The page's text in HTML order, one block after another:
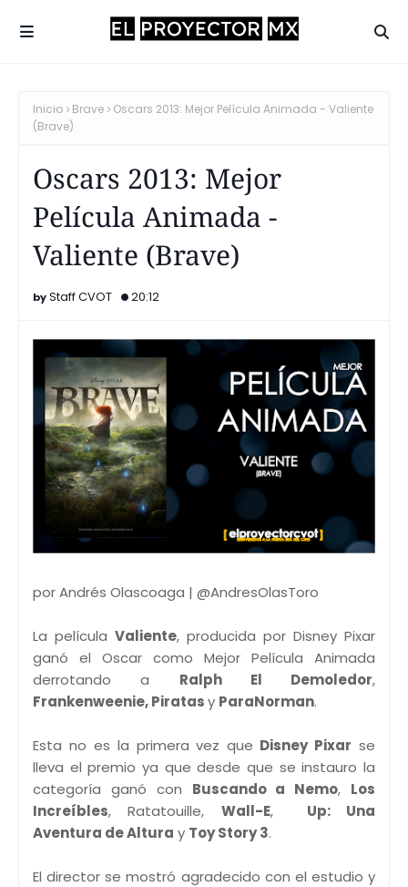
Inicio Brave
Oscars 2013: Mejor Película Animada - Valiente
(Brave)
Oscars 2013: Mejor
Película Animada -
Valiente (Brave)
Staff CVOT 20:12
por Andrés Olascoaga | @AndresOlasToro
La película Valiente, producida por Disney Pixar
ganó el Oscar como Mejor Película Animada
derrotando a Ralph El Demoledor,
Frankenweenie, Piratasy ParaNorman.
Esta no es la primera vez que Disney Pixar se
lleva el premio ya que desde que se instauro la
categoría ganó con Buscando a Nemo, Los
Increíbles, Ratatouille, Wall-E, Up: Una
Aventura de Altura y Toy Story 3.
El director se mostró agradecido con el estudio y